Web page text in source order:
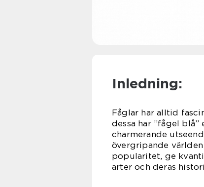
Inledning:
Fåglar har alltid
dessa har ”fågel
charmerande
övergripande
popularitet, ge
arter och deras